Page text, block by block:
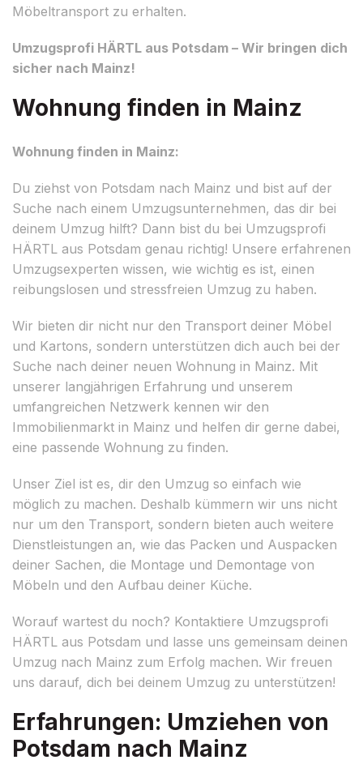
Möbeltransport zu erhalten.
Umzugsprofi HÄRTL aus Potsdam – Wir bringen dich
sicher nach Mainz!
Wohnung finden in Mainz
Wohnung finden in Mainz:
Du ziehst von Potsdam nach Mainz und bist auf der
Suche nach einem Umzugsunternehmen, das dir bei
deinem Umzug hilft? Dann bist du bei Umzugsprofi
HÄRTL aus Potsdam genau richtig! Unsere erfahrenen
Umzugsexperten wissen, wie wichtig es ist, einen
reibungslosen und stressfreien Umzug zu haben.
Wir bieten dir nicht nur den Transport deiner Möbel
und Kartons, sondern unterstützen dich auch bei der
Suche nach deiner neuen Wohnung in Mainz. Mit
unserer langjährigen Erfahrung und unserem
umfangreichen Netzwerk kennen wir den
Immobilienmarkt in Mainz und helfen dir gerne dabei,
eine passende Wohnung zu finden.
Unser Ziel ist es, dir den Umzug so einfach wie
möglich zu machen. Deshalb kümmern wir uns nicht
nur um den Transport, sondern bieten auch weitere
Dienstleistungen an, wie das Packen und Auspacken
deiner Sachen, die Montage und Demontage von
Möbeln und den Aufbau deiner Küche.
Worauf wartest du noch? Kontaktiere Umzugsprofi
HÄRTL aus Potsdam und lasse uns gemeinsam deinen
Umzug nach Mainz zum Erfolg machen. Wir freuen
uns darauf, dich bei deinem Umzug zu unterstützen!
Erfahrungen: Umziehen von
Potsdam nach Mainz